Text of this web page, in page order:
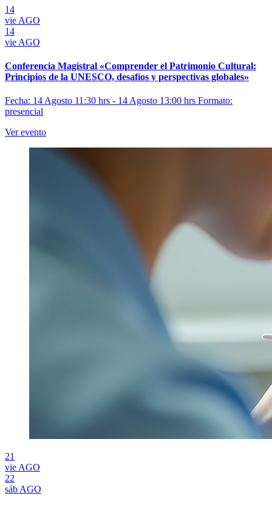
14
vie AGO
14
vie AGO
Conferencia Magistral «Comprender el Patrimonio Cultural:
Principios de la UNESCO, desafíos y perspectivas globales»
Fecha: 14 Agosto 11:30 hrs - 14 Agosto 13:00 hrs Formato:
presencial
Ver evento
21
vie AGO
22
sáb AGO